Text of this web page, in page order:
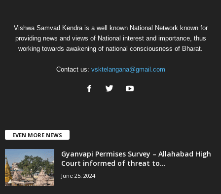
Vishwa Samvad Kendra is a well known National Network known for
providing news and views of National interest and importance, thus
working towards awakening of national consciousness of Bharat.
Contact us: vsktelangana@gmail.com
EVEN MORE NEWS
Gyanvapi Permises Survey – Allahabad High
Court informed of threat to...
June 25, 2024